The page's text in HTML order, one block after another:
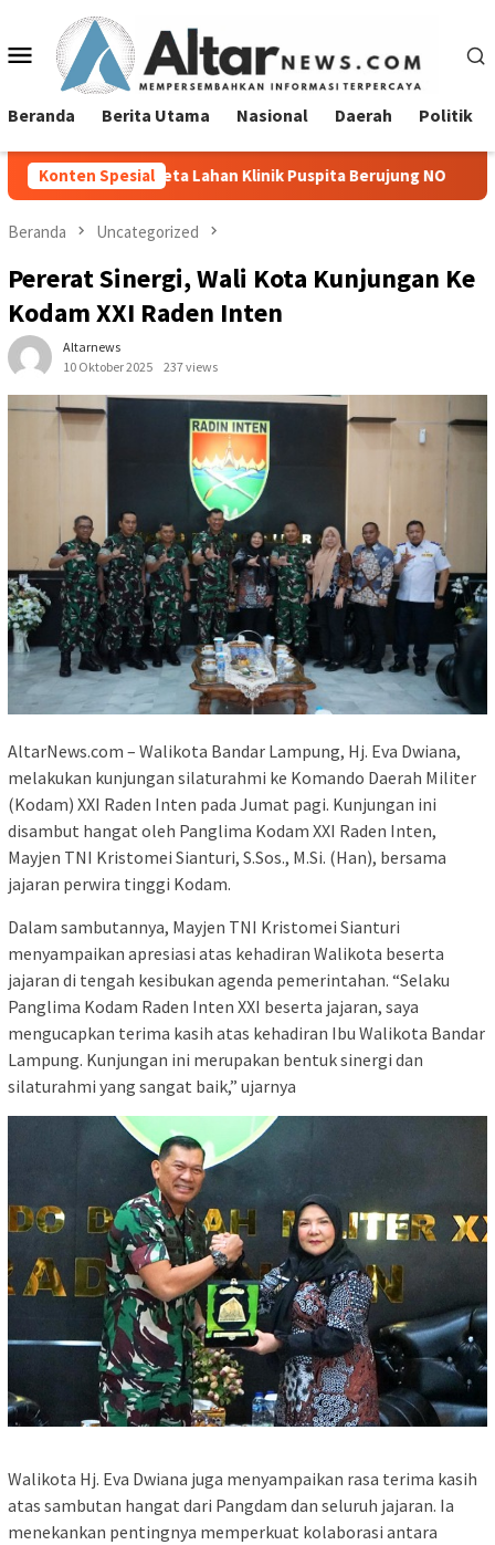
konten Menu
Mobile
Beranda Berita Utama Nasional Daerah Politik
Konten Spesial
Lahan Klinik Puspita Berujung NO Sambut Hari
Beranda Uncategorized
Pererat Sinergi, Wali Kota Kunjungan Ke
Kodam XXI Raden Inten
Altarnews
10 Oktober 2025
237 views
AltarNews.com – Walikota Bandar Lampung, Hj. Eva Dwiana,
melakukan kunjungan silaturahmi ke Komando Daerah Militer
(Kodam) XXI Raden Inten pada Jumat pagi. Kunjungan ini
disambut hangat oleh Panglima Kodam XXI Raden Inten,
Mayjen TNI Kristomei Sianturi, S.Sos., M.Si. (Han), bersama
jajaran perwira tinggi Kodam.
Dalam sambutannya, Mayjen TNI Kristomei Sianturi
menyampaikan apresiasi atas kehadiran Walikota beserta
jajaran di tengah kesibukan agenda pemerintahan. “Selaku
Panglima Kodam Raden Inten XXI beserta jajaran, saya
mengucapkan terima kasih atas kehadiran Ibu Walikota Bandar
Lampung. Kunjungan ini merupakan bentuk sinergi dan
silaturahmi yang sangat baik,” ujarnya
Walikota Hj. Eva Dwiana juga menyampaikan rasa terima kasih
atas sambutan hangat dari Pangdam dan seluruh jajaran. Ia
menekankan pentingnya memperkuat kolaborasi antara